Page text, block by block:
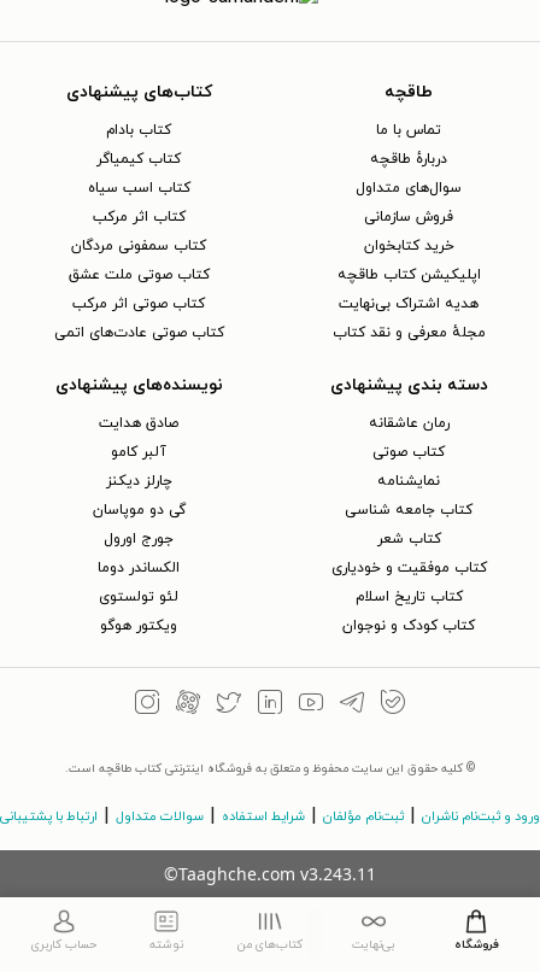
طاقچه
تماس با ما
دربارهٔ طاقچه
سوال‌های متداول
فروش سازمانی
خرید کتابخوان
اپلیکیشن کتاب طاقچه
هدیه اشتراک بی‌نهایت
مجلهٔ معرفی و نقد کتاب
کتاب‌های پیشنهادی
کتاب بادام
کتاب کیمیاگر
کتاب اسب سیاه
کتاب اثر مرکب
کتاب سمفونی مردگان
کتاب صوتی ملت عشق
کتاب صوتی اثر مرکب
کتاب صوتی عادت‌های اتمی
دسته بندی پیشنهادی
رمان عاشقانه
کتاب‌ صوتی
نمایشنامه
کتاب جامعه شناسی
کتاب شعر
کتاب موفقیت و خودیاری
کتاب تاریخ اسلام
کتاب کودک و نوجوان
نویسنده‌های پیشنهادی
صادق هدایت
آلبر کامو
چارلز دیکنز
گی دو موپاسان
جورج اورول
الکساندر دوما
لئو تولستوی
ویکتور هوگو
© کلیه حقوق این سایت محفوظ و متعلق به فروشگاه اینترنتی کتاب طاقچه است.
ورود و ثبت‌نام ناشران ثبت‌نام مؤلفان شرایط استفاده سوالات متداول ارتباط با پشتیبانی
©Taaghche.com v3.243.11
فروشگاه بی‌نهایت کتاب‌های من نوشته حساب کاربری